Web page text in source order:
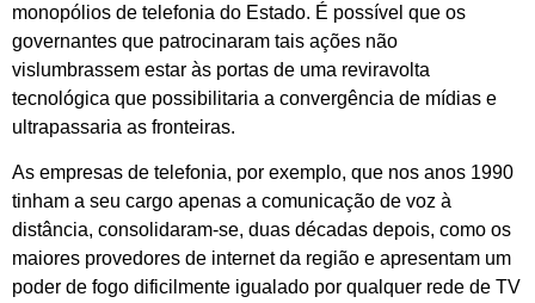
monopólios de telefonia do Estado. É possível que os
governantes que patrocinaram tais ações não
vislumbrassem estar às portas de uma reviravolta
tecnológica que possibilitaria a convergência de mídias e
ultrapassaria as fronteiras.
As empresas de telefonia, por exemplo, que nos anos 1990
tinham a seu cargo apenas a comunicação de voz à
distância, consolidaram-se, duas décadas depois, como os
maiores provedores de internet da região e apresentam um
poder de fogo dificilmente igualado por qualquer rede de TV